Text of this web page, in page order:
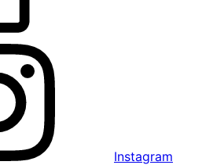
Instagram